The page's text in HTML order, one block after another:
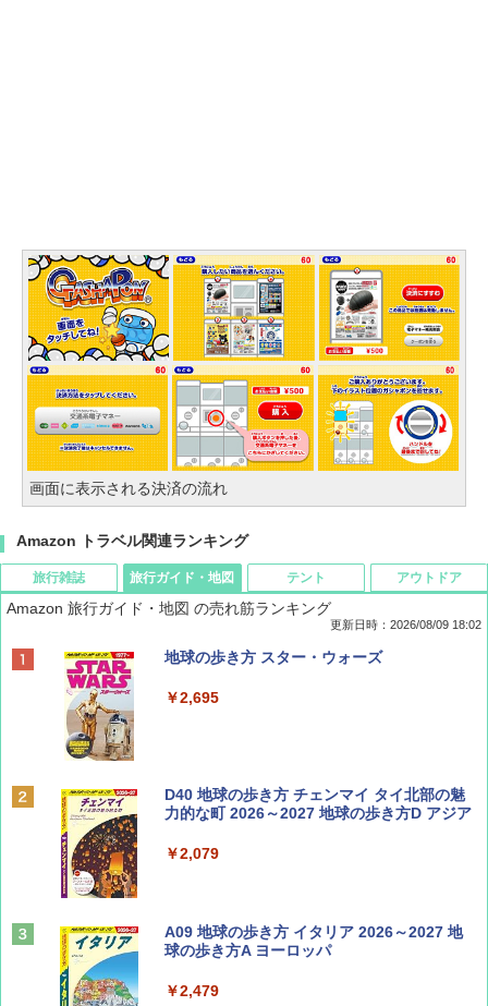
画面に表示される決済の流れ
Amazon トラベル関連ランキング
旅行雑誌
BE-PAL(ビ-パル) 2026年 9 月号【特別付録:
ディズニーファン ２０２６年 ９月号 [雑
誌] (ＤＩＳＮＥＹ ＦＡＮ)
￥713
山と溪谷 2026年8月号「南アルプス大全」
旅行ガイド・地図
Amazon 旅行ガイド・地図 の売れ筋ランキング
更新日時：2026/08/09 18:02
地球の歩き方 スター・ウォーズ
￥2,695
D40 地球の歩き方 チェンマイ タイ北部の魅
力的な町 2026～2027 地球の歩き方D アジア
￥2,079
A09 地球の歩き方 イタリア 2026～2027 地
球の歩き方A ヨーロッパ
￥2,479
テント アウトドア